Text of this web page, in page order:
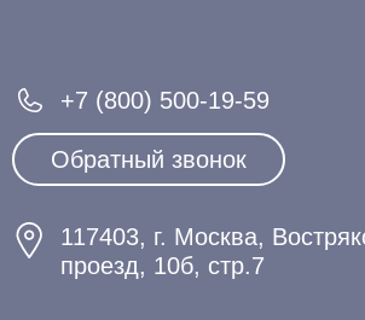
+7 (800) 500-19-59
Обратный звонок
117403, г. Москва,
проезд, 10б, стр.7